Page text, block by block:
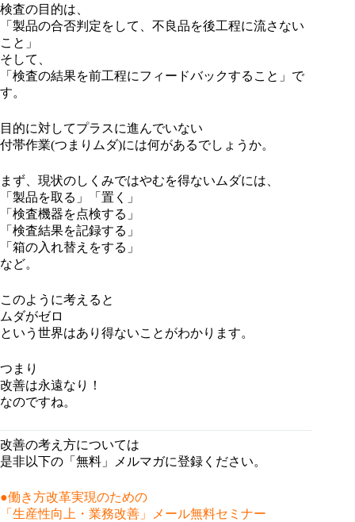
検査の目的は、
「製品の合否判定をして、不良品を後工程に流さない
こと」
そして、
「検査の結果を前工程にフィードバックすること」で
す。
目的に対してプラスに進んでいない
付帯作業(つまりムダ)には何があるでしょうか。
まず、現状のしくみではやむを得ないムダには、
「製品を取る」「置く」
「検査機器を点検する」
「検査結果を記録する」
「箱の入れ替えをする」
など。
このように考えると
ムダがゼロ
という世界はあり得ないことがわかります。
つまり
改善は永遠なり！
なのですね。
改善の考え方については
是非以下の「無料」メルマガに登録ください。
●働き方改革実現のための
「生産性向上・業務改善」メール無料セミナー